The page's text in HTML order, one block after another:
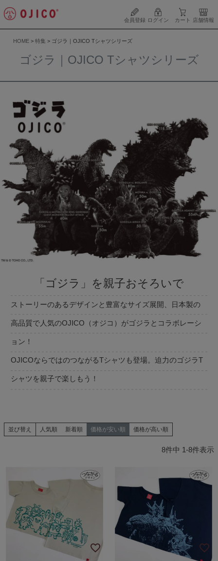
会員登録 ログイン カート 店舗情報
HOME 特集 ゴジラ｜OJICO Tシャツシリーズ
ゴジラ｜OJICO Tシャツシリーズ
「ゴジラ」を親子おそろいで
ストーリーのあるデザインと豊富なサイズ展開、日本製の
高品質で人気のOJICO（オジコ）がゴジラとコラボレーシ
ョン！
OJICOならではのつながるTシャツも登場。迫力のゴジラT
シャツを親子で楽しもう！
並び替え 人気順 新着順 価格が安い順 価格が高い順
8件中 1-8件表示